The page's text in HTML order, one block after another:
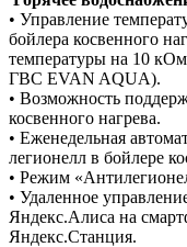
• Управление
бойлера косвенного
температуры на 10
ГВС EVAN AQUA).
• Возможность
косвенного нагрева.
• Еженедельная
легионелл в бойлере
• Режим
• Удаленное
Яндекс.Алиса на
Яндекс.Станция.